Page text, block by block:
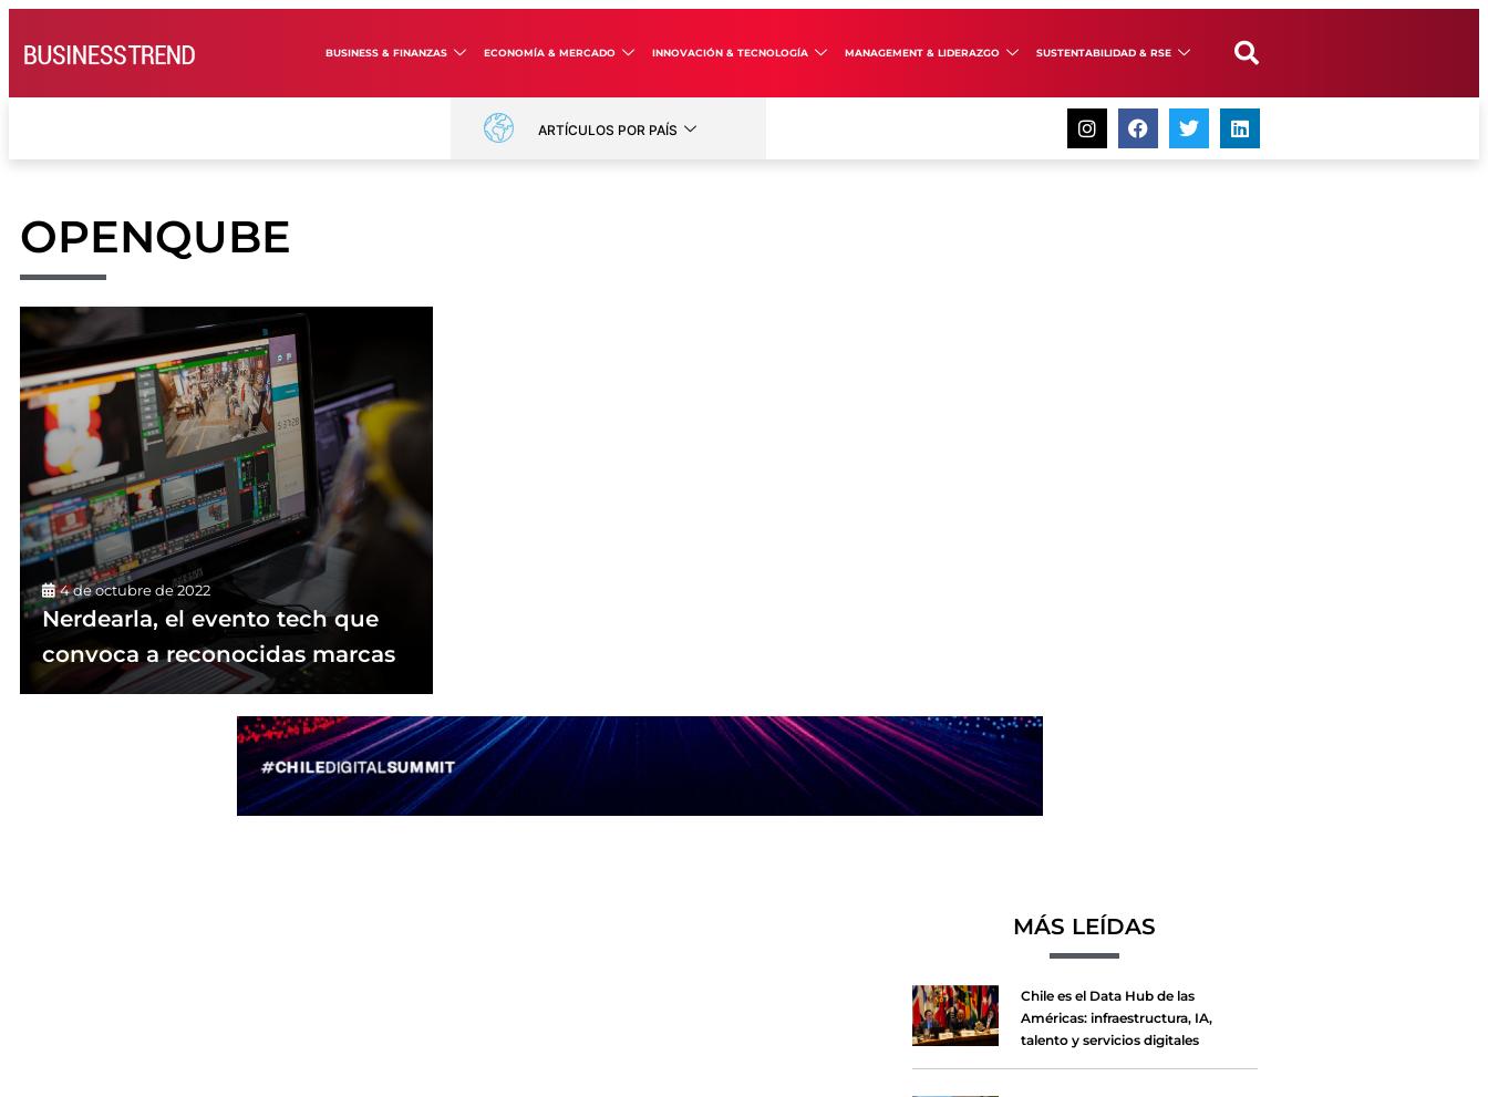
BUSINESS & FINANZAS ECONOMÍA & MERCADO INNOVACIÓN & TECNOLOGÍA MANAGEMENT & LIDERAZGO SUSTENTABILIDAD & RSE
ARTÍCULOS POR PAÍS
OPENQUBE
4 de octubre de 2022
Nerdearla, el evento tech que
convoca a reconocidas marcas
MÁS LEÍDAS
Chile es el Data Hub de las
Américas: infraestructura, IA,
talento y servicios digitales